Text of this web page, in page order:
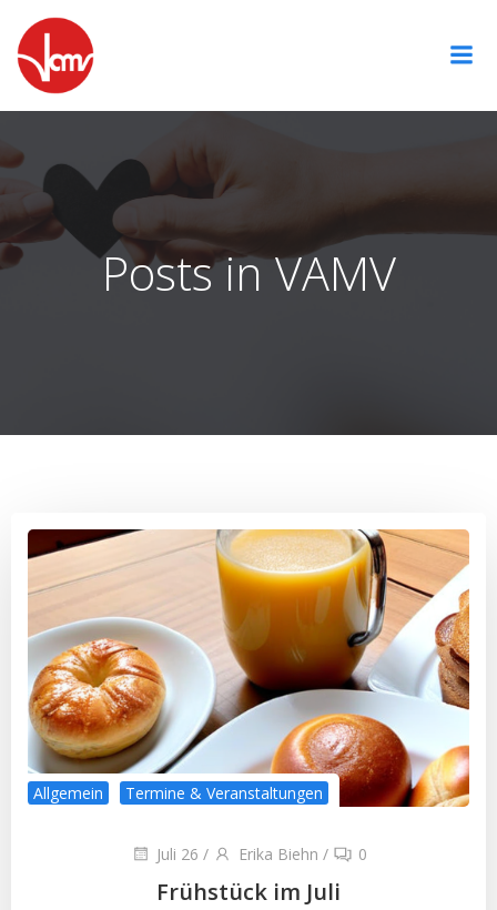
Posts in VAMV
Allgemein Termine & Veranstaltungen
Juli 26 / Erika Biehn / 0
Frühstück im Juli